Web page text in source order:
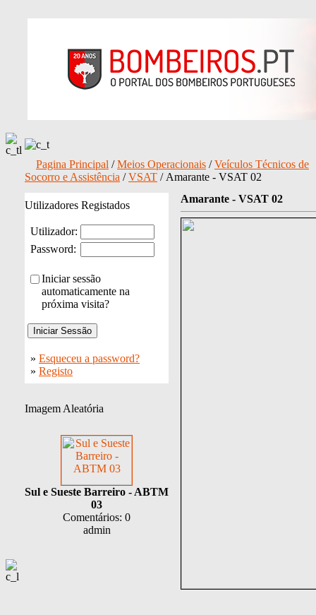
Pagina Principal /Meios Operacionais /Veículos Técnicos de
Socorro e Assistência /VSAT / Amarante - VSAT 02
Utilizadores Registados
Utilizador:
Password:
Iniciar sessão
automaticamente na
próxima visita?
» Esqueceu a password?
» Registo
Imagem Aleatória
Sul e Sueste Barreiro - ABTM
03
Comentários: 0
admin
Amarante - VSAT 02